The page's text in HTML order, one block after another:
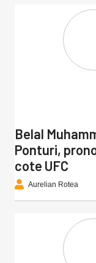
Belal
Ponturi,
cote UFC
Aurelian Rotea